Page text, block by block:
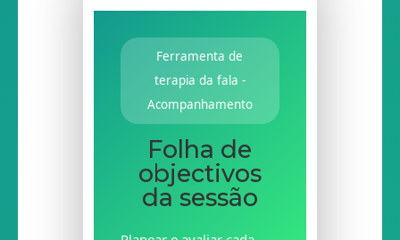
Ferramenta de
terapia da fala -
Acompanhamento
Folha de
objectivos
da sessão